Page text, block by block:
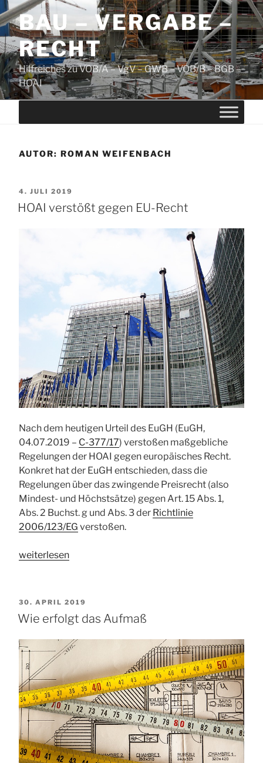
Zum
Inhalt
springenBAU – VERGABE –
RECHT
Hilfreiches zu VOB/A – VgV – GWB – VOB/B – BGB –
HOAI
AUTOR: ROMAN WEIFENBACH
VERÖFFENTLICHT
AM
4. JULI 2019
HOAI verstößt gegen EU-Recht
Nach dem heutigen Urteil des EuGH (EuGH,
04.07.2019 – C-377/17) verstoßen maßgebliche
Regelungen der HOAI gegen europäisches Recht.
Konkret hat der EuGH entschieden, dass die
Regelungen über das zwingende Preisrecht (also
Mindest- und Höchstsätze) gegen Art. 15 Abs. 1,
Abs. 2 Buchst. g und Abs. 3 der Richtlinie
2006/123/EG verstoßen.
„HOAI
weiterlesen
VERÖFFENTLICHT
AM
30. APRIL 2019
Wie erfolgt das Aufmaß